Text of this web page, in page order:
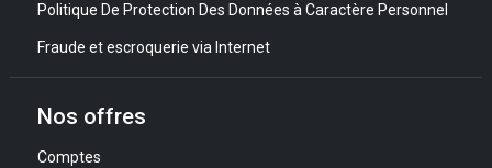
Politique De Protection Des Données à Caractère Personnel
Fraude et escroquerie via Internet
Nos offres
Comptes